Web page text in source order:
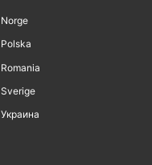
Norge
Polska
Romania
Sverige
Украина